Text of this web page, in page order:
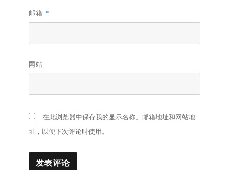
邮箱 *
网站
在此浏览器中保存我的显示名称、邮箱地址和网站地
址，以便下次评论时使用。